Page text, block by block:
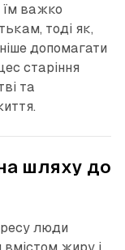
їм важко
тоді як,
допомагати
старіння
та
шляху до
люди